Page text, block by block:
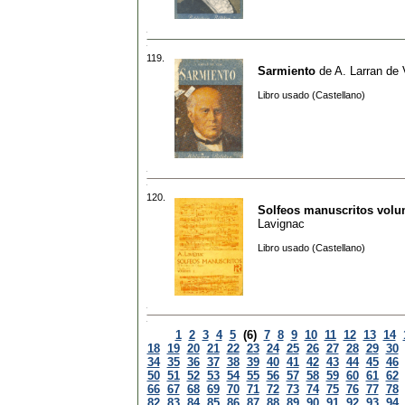
119.
Sarmiento de A. Larran de
Libro usado (Castellano)
120.
Solfeos manuscritos
Lavignac
Libro usado (Castellano)
1 2 3 4 5 (6) 7 8 9 10 11 12 13 14
18 19 20 21 22 23 24 25 26 27 28 29 30
34 35 36 37 38 39 40 41 42 43 44 45 46
50 51 52 53 54 55 56 57 58 59 60 61 62
66 67 68 69 70 71 72 73 74 75 76 77 78